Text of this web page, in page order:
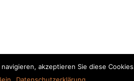
@Hellmitzheim 2024
akzeptieren Sie diese